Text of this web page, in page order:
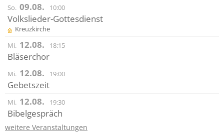
So. 09.08. 10:00
Volkslieder-Gottesdienst
Kreuzkirche
Mi. 12.08. 18:15
Bläserchor
Mi. 12.08. 19:00
Gebetszeit
Mi. 12.08. 19:30
Bibelgespräch
weitere Veranstaltungen